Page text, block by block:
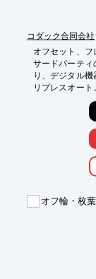
コダック合同会社
オフセット、フ
サードパーティ
り、デジタル
リプレスオー
り、コスト、
収益性の向上
オフ輪・枚